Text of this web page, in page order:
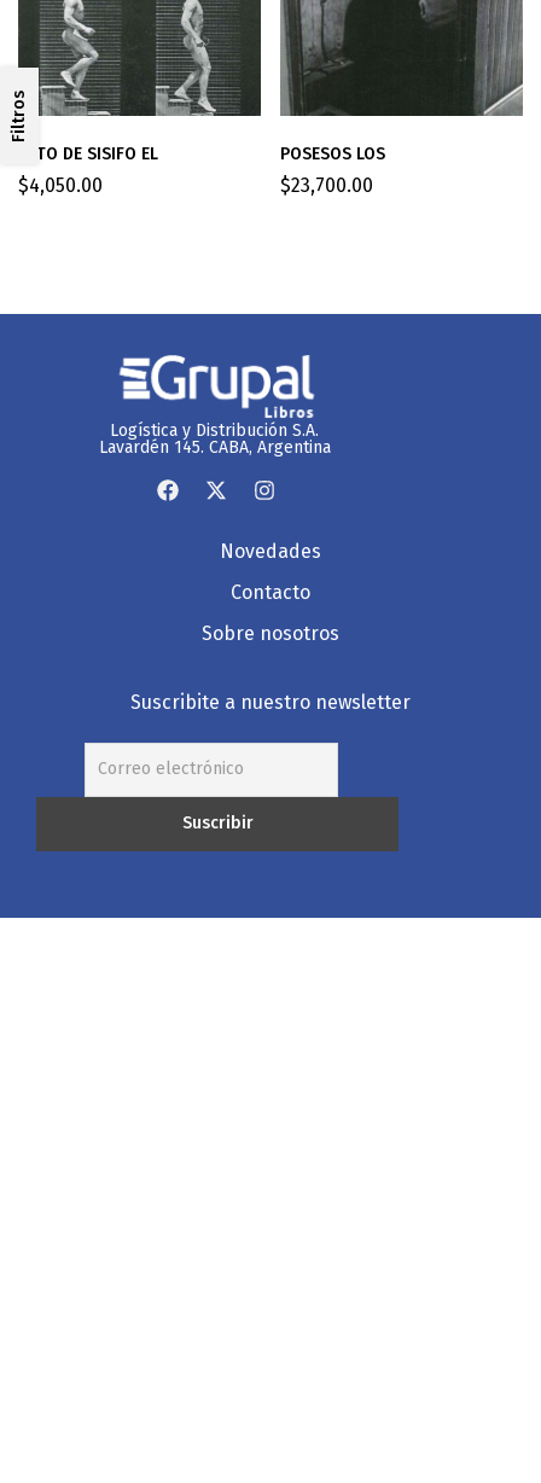
Filtros
MITO DE SISIFO EL
$4,050.00
POSESOS LOS
$23,700.00
Logística y Distribución S.A.
Lavardén 145. CABA, Argentina
Novedades
Contacto
Sobre nosotros
Suscribite a nuestro newsletter